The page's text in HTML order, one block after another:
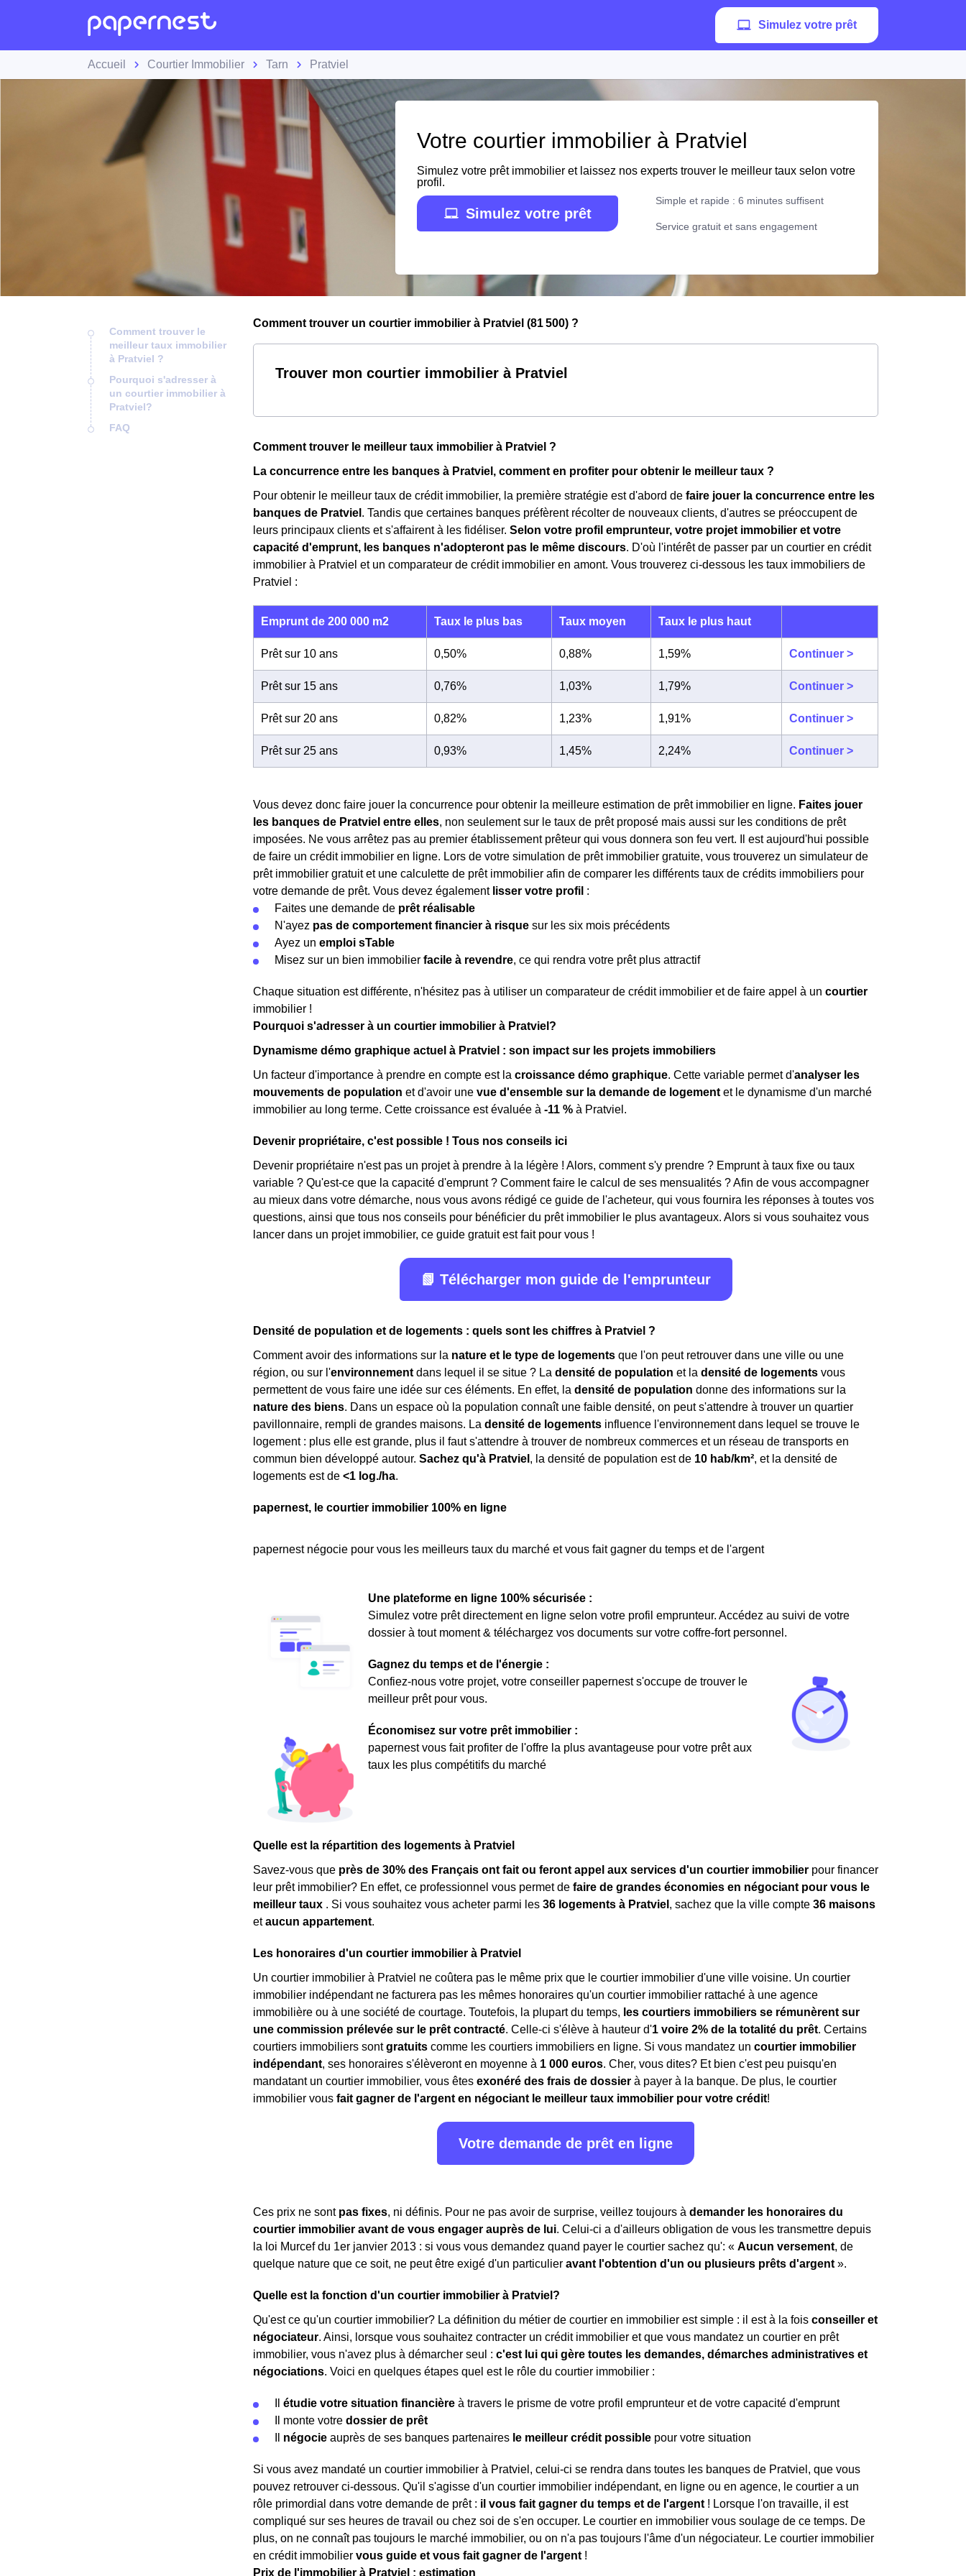
Simulez votre prêt
Accueil Courtier Immobilier Tarn Pratviel
Votre courtier immobilier à Pratviel
Simulez votre prêt immobilier et laissez nos experts trouver le meilleur taux selon votre
profil.
Simulez votre prêt
Simple et rapide : 6 minutes suffisent
Service gratuit et sans engagement
Comment trouver le
meilleur taux immobilier
à Pratviel ?
Pourquoi s'adresser à
un courtier immobilier à
Pratviel?
FAQ
Comment trouver un courtier immobilier à Pratviel (81 500) ?
Trouver mon courtier immobilier à Pratviel
Comment trouver le meilleur taux immobilier à Pratviel ?
La concurrence entre les banques à Pratviel, comment en profiter pour obtenir le meilleur taux ?
Pour obtenir le meilleur taux de crédit immobilier, la première stratégie est d'abord de faire jouer la concurrence entre les
banques de Pratviel . Tandis que certaines banques préfèrent récolter de nouveaux clients, d'autres se préoccupent de
leurs principaux clients et s'affairent à les fidéliser. Selon votre profil emprunteur, votre projet immobilier et votre
capacité d'emprunt, les banques n'adopteront pas le même discours. D'où l'intérêt de passer par un courtier en crédit
immobilier à Pratviel et un comparateur de crédit immobilier en amont. Vous trouverez ci-dessous les taux immobiliers de
Pratviel :
Emprunt de 200 000 m2 Taux le plus bas Taux moyen Taux le plus haut
Prêt sur 10 ans 0,50% 0,88% 1,59% Continuer >
Prêt sur 15 ans 0,76% 1,03% 1,79% Continuer >
Prêt sur 20 ans 0,82% 1,23% 1,91% Continuer >
Prêt sur 25 ans 0,93% 1,45% 2,24% Continuer >
Vous devez donc faire jouer la concurrence pour obtenir la meilleure estimation de prêt immobilier en ligne. Faites jouer
les banques de Pratviel entre elles, non seulement sur le taux de prêt proposé mais aussi sur les conditions de prêt
imposées. Ne vous arrêtez pas au premier établissement prêteur qui vous donnera son feu vert. Il est aujourd'hui possible
de faire un crédit immobilier en ligne. Lors de votre simulation de prêt immobilier gratuite, vous trouverez un simulateur de
prêt immobilier gratuit et une calculette de prêt immobilier afin de comparer les différents taux de crédits immobiliers pour
votre demande de prêt. Vous devez également lisser votre profil :
Faites une demande de prêt réalisable
N'ayez pas de comportement financier à risque sur les six mois précédents
Ayez un emploi sTable
Misez sur un bien immobilier facile à revendre, ce qui rendra votre prêt plus attractif
Chaque situation est différente, n'hésitez pas à utiliser un comparateur de crédit immobilier et de faire appel à un courtier
immobilier !
Pourquoi s'adresser à un courtier immobilier à Pratviel?
Dynamisme démo graphique actuel à Pratviel : son impact sur les projets immobiliers
Un facteur d'importance à prendre en compte est la croissance démo graphique. Cette variable permet d'analyser les
mouvements de population et d'avoir une vue d'ensemble sur la demande de logement et le dynamisme d'un marché
immobilier au long terme. Cette croissance est évaluée à -11 % à Pratviel.
Devenir propriétaire, c'est possible ! Tous nos conseils ici
Devenir propriétaire n'est pas un projet à prendre à la légère ! Alors, comment s'y prendre ? Emprunt à taux fixe ou taux
variable ? Qu'est-ce que la capacité d'emprunt ? Comment faire le calcul de ses mensualités ? Afin de vous accompagner
au mieux dans votre démarche, nous vous avons rédigé ce guide de l'acheteur, qui vous fournira les réponses à toutes vos
questions, ainsi que tous nos conseils pour bénéficier du prêt immobilier le plus avantageux. Alors si vous souhaitez vous
lancer dans un projet immobilier, ce guide gratuit est fait pour vous !
📗 Télécharger mon guide de l'emprunteur
Densité de population et de logements : quels sont les chiffres à Pratviel ?
Comment avoir des informations sur la nature et le type de logements que l'on peut retrouver dans une ville ou une
région, ou sur l'environnement dans lequel il se situe ? La densité de population et la densité de logements vous
permettent de vous faire une idée sur ces éléments. En effet, la densité de population donne des informations sur la
nature des biens. Dans un espace où la population connaît une faible densité, on peut s'attendre à trouver un quartier
pavillonnaire, rempli de grandes maisons. La densité de logements influence l'environnement dans lequel se trouve le
logement : plus elle est grande, plus il faut s'attendre à trouver de nombreux commerces et un réseau de transports en
commun bien développé autour. Sachez qu'à Pratviel , la densité de population est de 10 hab/km², et la densité de
logements est de <1 log./ha.
papernest, le courtier immobilier 100% en ligne
papernest négocie pour vous les meilleurs taux du marché et vous fait gagner du temps et de l'argent
Une plateforme en ligne 100% sécurisée :
Simulez votre prêt directement en ligne selon votre profil emprunteur. Accédez au suivi de votre
dossier à tout moment & téléchargez vos documents sur votre coffre-fort personnel.
Gagnez du temps et de l'énergie :
Confiez-nous votre projet, votre conseiller papernest s'occupe de trouver le
meilleur prêt pour vous.
Économisez sur votre prêt immobilier :
papernest vous fait profiter de l'offre la plus avantageuse pour votre prêt aux
taux les plus compétitifs du marché
Quelle est la répartition des logements à Pratviel
Savez-vous que près de 30% des Français ont fait ou feront appel aux services d'un courtier immobilier pour financer
leur prêt immobilier? En effet, ce professionnel vous permet de faire de grandes économies en négociant pour vous le
meilleur taux . Si vous souhaitez vous acheter parmi les 36 logements à Pratviel , sachez que la ville compte 36 maisons
etaucun appartement.
Les honoraires d'un courtier immobilier à Pratviel
Un courtier immobilier à Pratviel ne coûtera pas le même prix que le courtier immobilier d'une ville voisine. Un courtier
immobilier indépendant ne facturera pas les mêmes honoraires qu'un courtier immobilier rattaché à une agence
immobilière ou à une société de courtage. Toutefois, la plupart du temps, les courtiers immobiliers se rémunèrent sur
une commission prélevée sur le prêt contracté. Celle-ci s'élève à hauteur d'1 voire 2% de la totalité du prêt. Certains
courtiers immobiliers sontgratuits comme les courtiers immobiliers en ligne. Si vous mandatez un courtier immobilier
indépendant, ses honoraires s'élèveront en moyenne à 1 000 euros. Cher, vous dites? Et bien c'est peu puisqu'en
mandatant un courtier immobilier, vous êtes exonéré des frais de dossier à payer à la banque. De plus, le courtier
immobilier vous fait gagner de l'argent en négociant le meilleur taux immobilier pour votre crédit!
Votre demande de prêt en ligne
Ces prix ne sont pas fixes, ni définis. Pour ne pas avoir de surprise, veillez toujours à demander les honoraires du
courtier immobilier avant de vous engager auprès de lui. Celui-ci a d'ailleurs obligation de vous les transmettre depuis
la loi Murcef du 1er janvier 2013 : si vous vous demandez quand payer le courtier sachez qu': « Aucun versement, de
quelque nature que ce soit, ne peut être exigé d'un particulier avant l'obtention d'un ou plusieurs prêts d'argent ».
Quelle est la fonction d'un courtier immobilier à Pratviel?
Qu'est ce qu'un courtier immobilier? La définition du métier de courtier en immobilier est simple : il est à la fois conseiller et
négociateur. Ainsi, lorsque vous souhaitez contracter un crédit immobilier et que vous mandatez un courtier en prêt
immobilier, vous n'avez plus à démarcher seul : c'est lui qui gère toutes les demandes, démarches administratives et
négociations. Voici en quelques étapes quel est le rôle du courtier immobilier :
étudie votre situation financière à travers le prisme de votre profil emprunteur et de votre capacité d'emprunt
Il monte votre dossier de prêt
négocie auprès de ses banques partenaires le meilleur crédit possible pour votre situation
Si vous avez mandaté un courtier immobilier à Pratviel, celui-ci se rendra dans toutes les banques de Pratviel, que vous
pouvez retrouver ci-dessous. Qu'il s'agisse d'un courtier immobilier indépendant, en ligne ou en agence, le courtier a un
rôle primordial dans votre demande de prêt : il vous fait gagner du temps et de l'argent ! Lorsque l'on travaille, il est
compliqué sur ses heures de travail ou chez soi de s'en occuper. Le courtier en immobilier vous soulage de ce temps. De
plus, on ne connaît pas toujours le marché immobilier, ou on n'a pas toujours l'âme d'un négociateur. Le courtier immobilier
en crédit immobilier vous guide et vous fait gagner de l'argent !
Prix de l'immobilier à Pratviel : estimation